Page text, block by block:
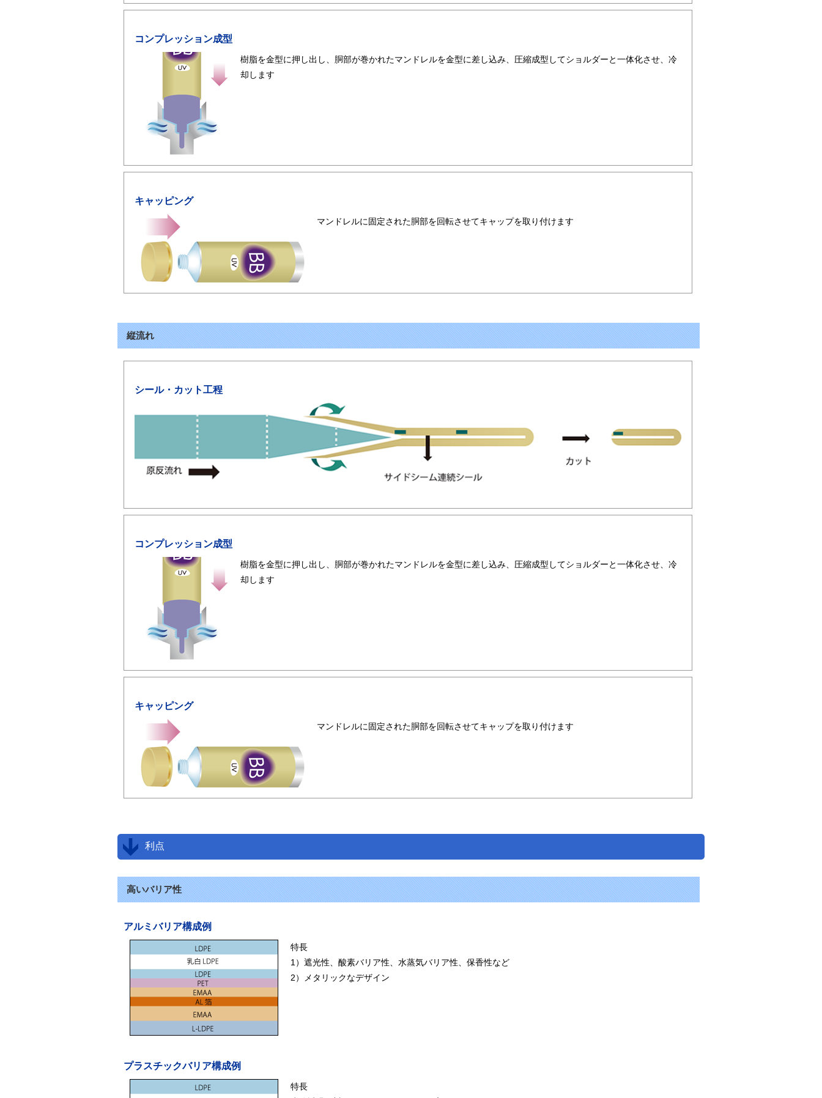
コンプレッション成型
樹脂を金型に押し出し、胴部が巻かれたマンドレルを金型に差し込み、圧縮成型してショルダーと一体化させ、冷
却します
キャッピング
マンドレルに固定された胴部を回転させてキャップを取り付けます
縦流れ
シール・カット工程
コンプレッション成型
樹脂を金型に押し出し、胴部が巻かれたマンドレルを金型に差し込み、圧縮成型してショルダーと一体化させ、冷
却します
キャッピング
マンドレルに固定された胴部を回転させてキャップを取り付けます
利点
高いバリア性
アルミバリア構成例
特長
1）遮光性、酸素バリア性、水蒸気バリア性、保香性など
2）メタリックなデザイン
プラスチックバリア構成例
特長